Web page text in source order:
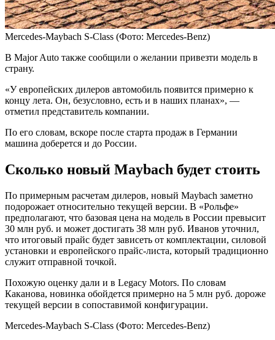
Mercedes-Maybach S-Class (Фото: Mercedes-Benz)
В Major Auto также сообщили о желании привезти модель в
страну.
«У европейских дилеров автомобиль появится примерно к
концу лета. Он, безусловно, есть и в наших планах», —
отметил представитель компании.
По его словам, вскоре после старта продаж в Германии
машина доберется и до России.
Сколько новый Maybach будет стоить
По примерным расчетам дилеров, новый Maybach заметно
подорожает относительно текущей версии. В «Рольфе»
предполагают, что базовая цена на модель в России превысит
30 млн руб. и может достигать 38 млн руб. Иванов уточнил,
что итоговый прайс будет зависеть от комплектации, силовой
установки и европейского прайс-листа, который традиционно
служит отправной точкой.
Похожую оценку дали и в Legacy Motors. По словам
Каканова, новинка обойдется примерно на 5 млн руб. дороже
текущей версии в сопоставимой конфигурации.
Mercedes-Maybach S-Class (Фото: Mercedes-Benz)